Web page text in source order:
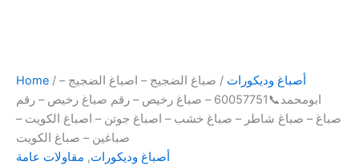
Home / أصباغ وديكورات / صباغ الضجيج – اصباغ الضجيج –
ابومحمد📞60057751 – صباغ رخيص – رقم صباغ رخيص – رقم
صباغ – صباغ شاطر – صباغ خشب – اصباغ جوتن – اصباغ الكويت –
صباغين – صباغ الكويت
أصباغ وديكورات, مقاولات عامة